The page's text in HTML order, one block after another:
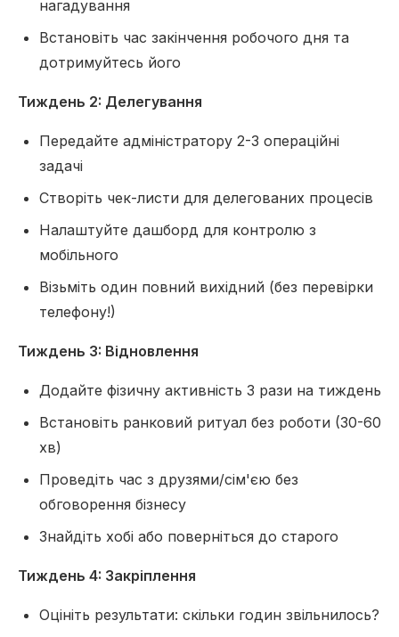
нагадування
Встановіть час закінчення робочого дня та
дотримуйтесь його
Тиждень 2: Делегування
Передайте адміністратору 2-3 операційні
задачі
Створіть чек-листи для делегованих процесів
Налаштуйте дашборд для контролю з
мобільного
Візьміть один повний вихідний (без перевірки
телефону!)
Тиждень 3: Відновлення
Додайте фізичну активність 3 рази на тиждень
Встановіть ранковий ритуал без роботи (30-60
хв)
Проведіть час з друзями/сім'єю без
обговорення бізнесу
Знайдіть хобі або поверніться до старого
Тиждень 4: Закріплення
Оцініть результати: скільки годин звільнилось?